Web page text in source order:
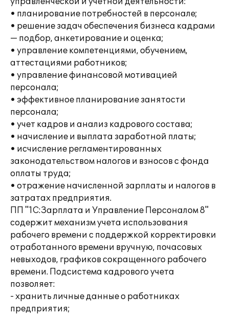
• планирование потребностей в персонале;
• решение задач обеспечения бизнеса кадрами
— подбор, анкетирование и оценка;
• управление компетенциями, обучением,
аттестациями работников;
• управление финансовой мотивацией
персонала;
• эффективное планирование занятости
персонала;
• учет кадров и анализ кадрового состава;
• начисление и выплата заработной платы;
• исчисление регламентированных
законодательством налогов и взносов с фонда
оплаты труда;
• отражение начисленной зарплаты и налогов в
затратах предприятия.
ПП "1С:Зарплата и Управление Персоналом 8"
содержит механизм учета использования
рабочего времени с поддержкой корректировки
отработанного времени вручную, почасовых
невыходов, графиков сокращенного рабочего
времени. Подсистема кадрового учета
позволяет:
- хранить личные данные о работниках
предприятия;